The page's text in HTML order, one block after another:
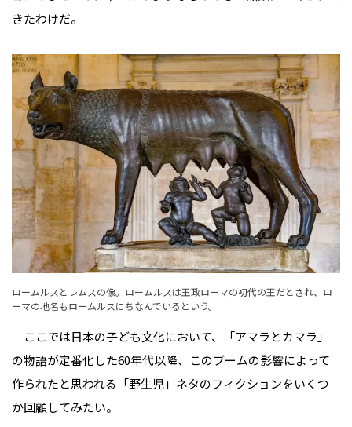
きたわけだ。
ロームルスとレムスの像。ロームルスは王政ローマの初代の王だとされ、ロ
ーマの地名もロームルスにちなんでいるという。
ここでは日本の子ども文化において、「アマラとカマラ」
の物語が定番化した60年代以降、このブームの影響によって
作られたと思われる「野生児」ネタのフィクションをいくつ
か回顧してみたい。